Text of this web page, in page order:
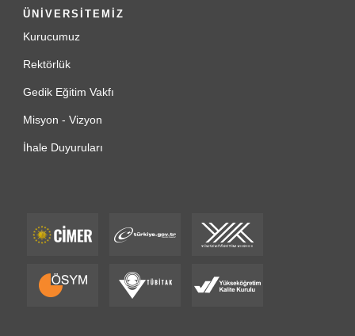
ÜNİVERSİTEMİZ
Kurucumuz
Rektörlük
Gedik Eğitim Vakfı
Misyon - Vizyon
İhale Duyuruları